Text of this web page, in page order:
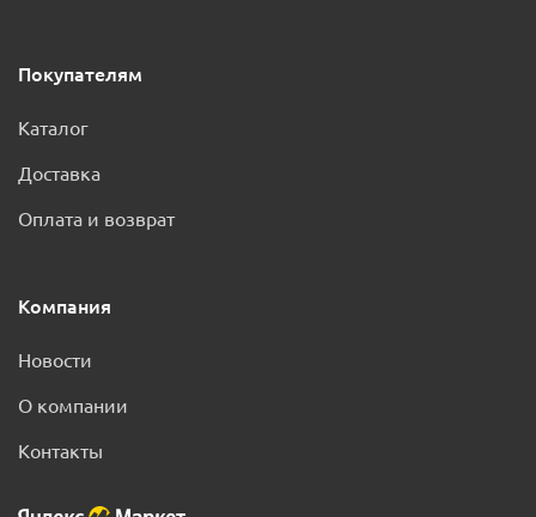
Покупателям
Каталог
Доставка
Оплата и возврат
Компания
Новости
О компании
Контакты